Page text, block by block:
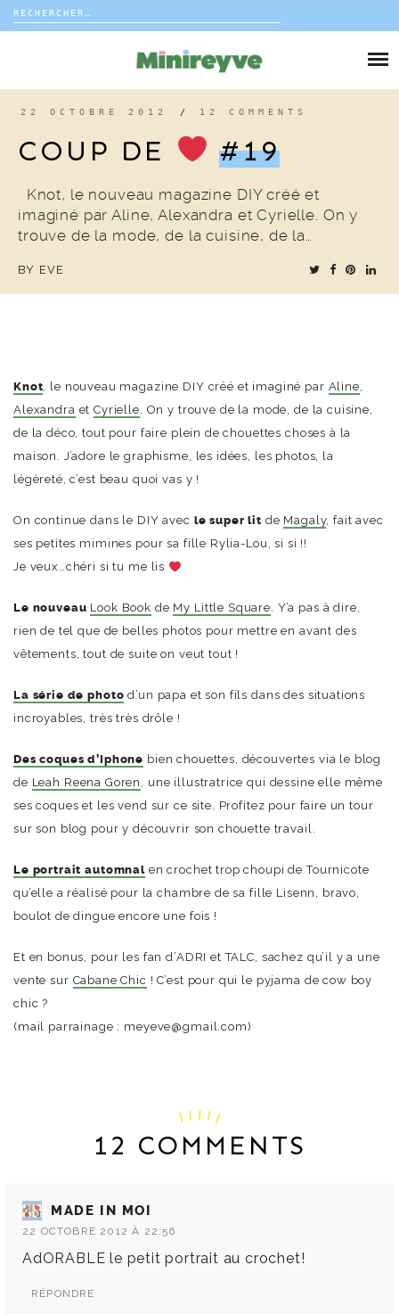
Rechercher :
DÉCO
VOYAGE
22 OCTOBRE 2012 / 12 COMMENTS
COUP DE #19
Knot, le nouveau magazine DIY créé et
imaginé par Aline, Alexandra et Cyrielle. On y
trouve de la mode, de la cuisine, de la…
BY EVE
Knot, le nouveau magazine DIY créé et imaginé par Aline,
Alexandra etCyrielle. On y trouve de la mode, de la cuisine,
de la déco, tout pour faire plein de chouettes choses à la
maison. J’adore le graphisme, les idées, les photos, la
légèreté, c’est beau quoi vas y !
On continue dans le DIY avec le super lit de Magaly, fait avec
ses petites mimines pour sa fille Rylia-Lou, si si !!
Je veux…chéri si tu me lis
Le nouveau Look Book de My Little Square. Y’a pas à dire,
rien de tel que de belles photos pour mettre en avant des
vêtements, tout de suite on veut tout !
La série de photo d’un papa et son fils dans des situations
incroyables, très très drôle !
Des coques d’Iphone bien chouettes, découvertes via le blog
de Leah Reena Goren , une illustratrice qui dessine elle même
ses coques et les vend sur ce site. Profitez pour faire un tour
sur son blog pour y découvrir son chouette travail.
Le portrait automnal en crochet trop choupi de Tournicote
qu’elle a réalisé pour la chambre de sa fille Lisenn, bravo,
boulot de dingue encore une fois !
Et en bonus, pour les fan d’ADRI et TALC, sachez qu’il y a une
vente sur Cabane Chic ! C’est pour qui le pyjama de cow boy
chic ?
(mail parrainage : meyeve@gmail.com)
12 COMMENTS
MADE IN MOI
22 OCTOBRE 2012 À 22:56
AdORABLE le petit portrait au crochet!
RÉPONDRE